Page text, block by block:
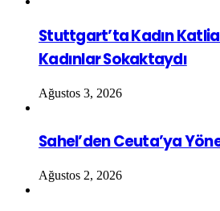
Stuttgart’ta Kadın
Kadınlar Sokaktaydı
Ağustos 3, 2026
Sahel’den Ceuta’ya
Ağustos 2, 2026